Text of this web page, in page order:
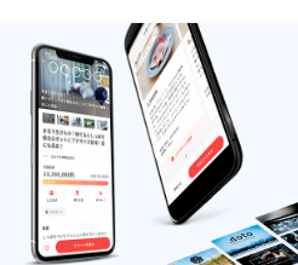
う形で
す。 月
によっ
て曜日
の数が
異なる
ので何
本出し
ますと
言う保
証はで
きかね
ます